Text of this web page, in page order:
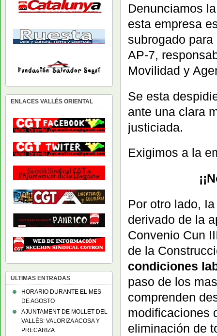
Denunciamos
esta empresa
subrogado
AP-7,
Movilidad y
Se esta
ante una clara
justiciada.
Exigimos a la
Por otro lado,
derivado de la
Convenio Cun
de la
condiciones
paso de los
comprenden
modificaciones
eliminación de
ENLACES VALLÉS ORIENTAL
ULTIMAS ENTRADAS
HORARIO DURANTE EL MES
DE AGOSTO
AJUNTAMENT DE MOLLET DEL
VALLÈS: VALORIZA ACOSA Y
PRECARIZA